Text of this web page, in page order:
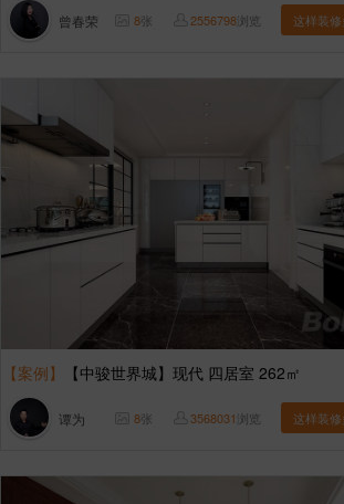
曾春荣 8张 2556798浏览 这样装
【案例】 【中骏世界城】现代 四居室 262㎡
谭为 8张 3568031浏览 这样装